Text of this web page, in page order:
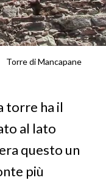
Torre di Mancapane
torre ha il
al lato
questo un
più